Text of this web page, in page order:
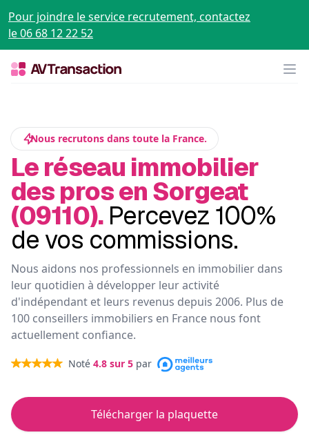
Pour joindre le service recrutement, contactez
le 06 68 12 22 52
Nous recrutons dans toute la France.
Le réseau immobilier
des pros en Sorgeat
(09110). Percevez 100%
de vos commissions.
Nous aidons nos professionnels en immobilier dans
leur quotidien à développer leur activité
d'indépendant et leurs revenus depuis 2006. Plus de
100 conseillers immobiliers en France nous font
actuellement confiance.
Noté 4.8 sur 5 par
Télécharger la plaquette